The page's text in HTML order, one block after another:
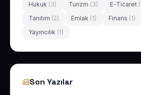
Hukuk (3) Turizm (3) E-Ticaret
Tanıtım (2) Emlak (1) Finans (1)
Yayıncılık (1)
Son Yazılar